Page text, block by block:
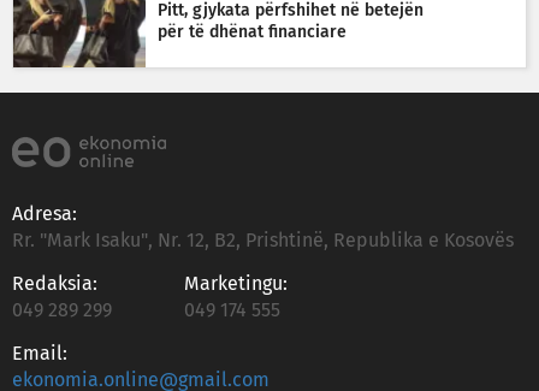
Pitt, gjykata përfshihet në betejën
për të dhënat financiare
Adresa:
Rr. "Mark Isaku", Nr. 12, B2, Prishtinë, Republika e Kosovës
Redaksia:
049 289 299
Marketingu:
049 174 555
Email:
ekonomia.online@gmail.com